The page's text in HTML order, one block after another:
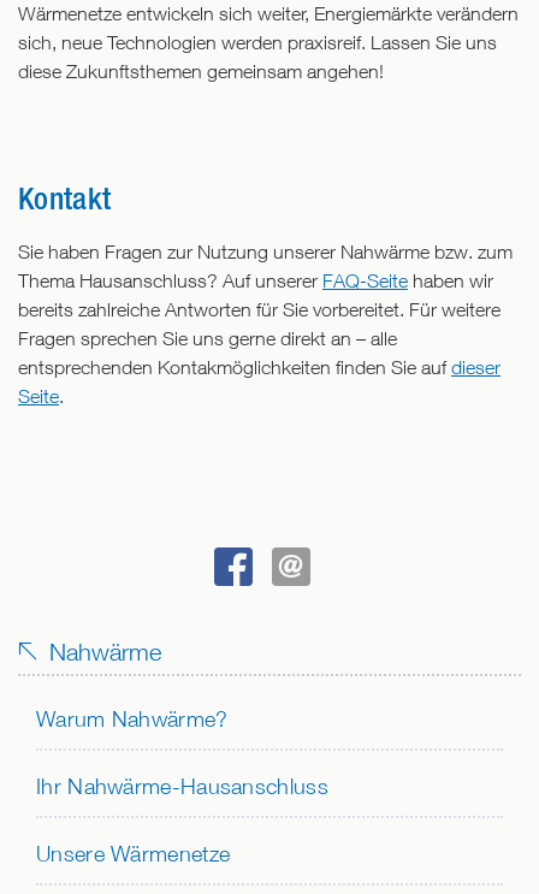
Wärmenetze entwickeln sich weiter, Energiemärkte verändern
sich, neue Technologien werden praxisreif. Lassen Sie uns
diese Zukunftsthemen gemeinsam angehen!
Kontakt
Sie haben Fragen zur Nutzung unserer Nahwärme bzw. zum
Thema Hausanschluss? Auf unserer FAQ-Seite haben wir
bereits zahlreiche Antworten für Sie vorbereitet. Für weitere
Fragen sprechen Sie uns gerne direkt an – alle
entsprechenden Kontakmöglichkeiten finden Sie aufdieser
Seite.
Nahwärme
Warum Nahwärme?
Ihr Nahwärme-Hausanschluss
Unsere Wärmenetze